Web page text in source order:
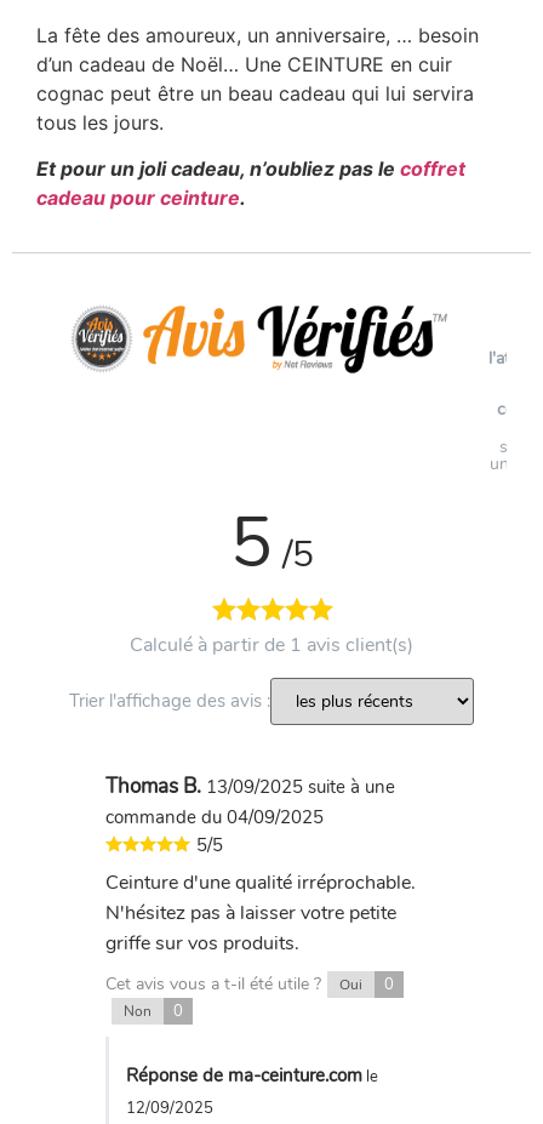
La fête des amoureux, un anniversaire, … besoin
d’un cadeau de Noël… Une CEINTURE en cuir
cognac peut être un beau cadeau qui lui servira
tous les jours.
Et pour un joli cadeau, n’oubliez pas le coffret
cadeau pour ceinture.
un
5 /5
Calculé à partir de 1 avis client(s)
Trier l'affichage des avis :
Thomas B. 13/09/2025 suite à une
commande du 04/09/2025
5/5
Ceinture d'une qualité irréprochable.
N'hésitez pas à laisser votre petite
griffe sur vos produits.
Cet avis vous a t-il été utile ? Oui 0
Non 0
Réponse de ma-ceinture.comle
12/09/2025